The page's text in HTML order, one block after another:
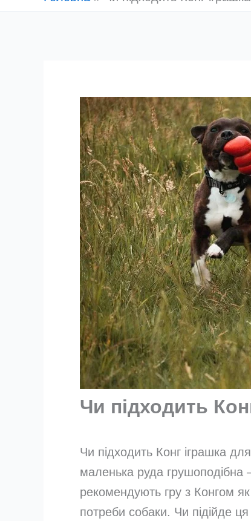
Чи підходить
Чи підходить Конг іграшка
маленька руда грушоподібна
рекомендують гру з Конгом
потреби собаки. Чи підійде